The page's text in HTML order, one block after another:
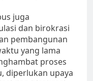
juga
dan birokrasi
pembangunan
yang lama
proses
diperlukan upaya